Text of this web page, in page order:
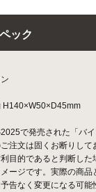
ック
H140×W50×D45mm
で発売された「バ
注文は固くお断りして
目的であると判断した
ージです。実際の商品
告なく変更になる可能